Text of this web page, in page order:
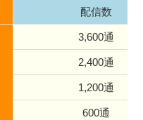
配信数
3,600通
2,400通
1,200通
600通